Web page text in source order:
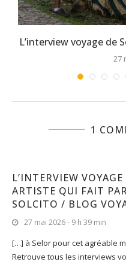
L’interview voyage de
27
1
L’INTERVIEW
ARTISTE QUI FAIT
SOLCITO / BLOG
27 mai 2026 - 9 h 39 min
[…] à Selor pour cet agréable
Retrouve tous les interviews